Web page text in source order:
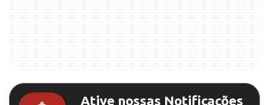
Ative nossas Notificações